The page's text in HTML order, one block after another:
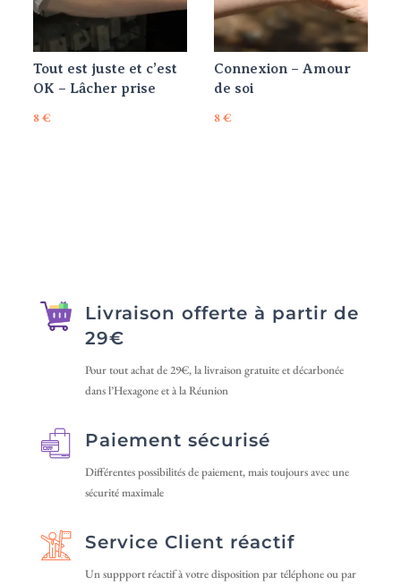
Tout est juste et c’est
OK – Lâcher prise
8€
Connexion – Amour
de soi
8€
Livraison offerte à partir de
29€
Pour tout achat de 29€, la livraison gratuite et décarbonée
dans l’Hexagone et à la Réunion
Paiement sécurisé
Différentes possibilités de paiement, mais toujours avec une
sécurité maximale
Service Client réactif
Un suppport réactif à votre disposition par téléphone ou par